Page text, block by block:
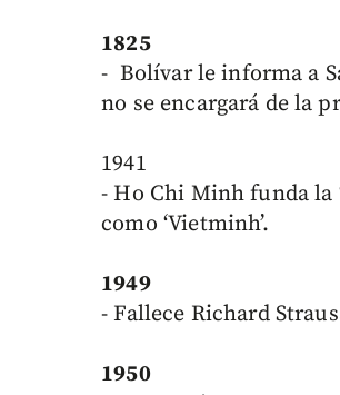
1825
- Bolívar le informa a
no se encargará de la
1941
- Ho Chi Minh funda la
como ‘Vietminh’.
1949
- Fallece Richard
1950